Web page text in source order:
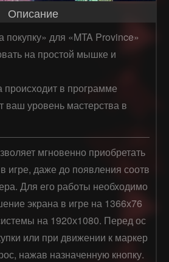
Описание
для «MTA Province»
на простой мышке и
происходит в программе
ваш уровень мастерства в
мгновенно приобретать
игре, даже до появления соотв
Для его работы необходимо
экрана в игре на 1366х76
на 1920х1080. Перед ос
или при движении к маркер
нажав назначенную кнопку.